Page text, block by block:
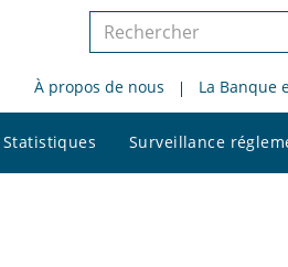
Rechercher
le
site
À propos de nous La Banque
Statistiques Surveillance